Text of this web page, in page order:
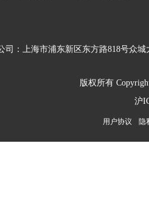
司：上海市浦东新区东方路818号众城
版权所有
沪
用户协议 隐